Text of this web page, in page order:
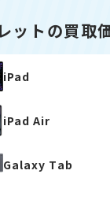
ットの買取
iPad
iPad Air
Galaxy Tab